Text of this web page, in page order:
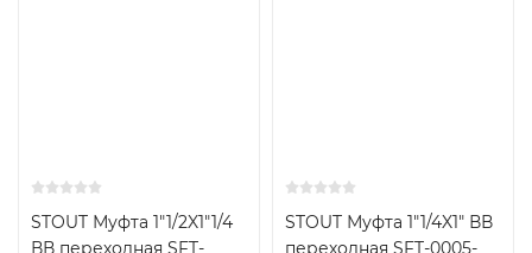
STOUT Муфта 1"1/2X1"1/4
ВВ переходная SFT-
STOUT Муфта 1"1/4X1" ВВ
переходная SFT-0005-